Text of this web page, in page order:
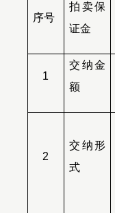
序号
拍卖保
证金
1
交纳金
额
2
交纳形
式